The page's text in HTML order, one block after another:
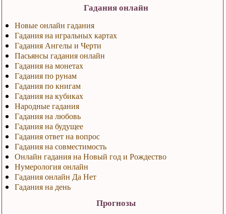
Гадания онлайн
Новые онлайн гадания
Гадания на игральных картах
Гадания Ангелы и Черти
Пасьянсы гадания онлайн
Гадания на монетах
Гадания по рунам
Гадания по книгам
Гадания на кубиках
Народные гадания
Гадания на любовь
Гадания на будущее
Гадания ответ на вопрос
Гадания на совместимость
Онлайн гадания на Новый год и Рождество
Нумерология онлайн
Гадания онлайн Да Нет
Гадания на день
Прогнозы